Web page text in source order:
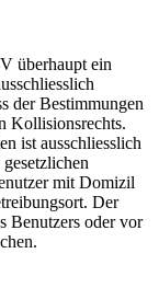
überhaupt ein
der Bestimmungen
Kollisionsrechts.
ist ausschliesslich
mit Domizil
Der
Benutzers oder vor